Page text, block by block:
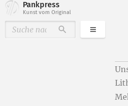
Pankpress
Kunst vom Original
DurchsuchenKategorien